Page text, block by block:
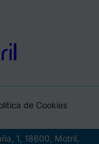
de Cookies
1, 18600, Motril,